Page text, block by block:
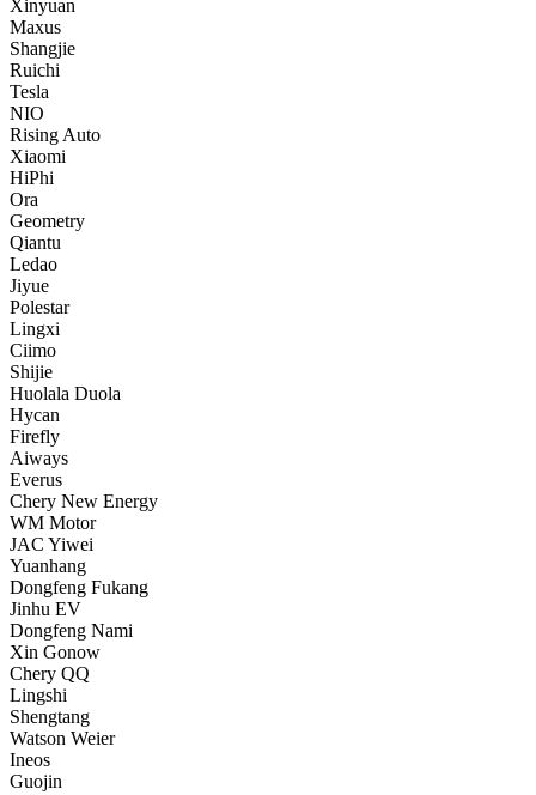
Xinyuan
Maxus
Shangjie
Ruichi
Tesla
NIO
Rising Auto
Xiaomi
HiPhi
Ora
Geometry
Qiantu
Ledao
Jiyue
Polestar
Lingxi
Ciimo
Shijie
Huolala Duola
Hycan
Firefly
Aiways
Everus
Chery New Energy
WM Motor
JAC Yiwei
Yuanhang
Dongfeng Fukang
Jinhu EV
Dongfeng Nami
Xin Gonow
Chery QQ
Lingshi
Shengtang
Watson Weier
Ineos
Guojin